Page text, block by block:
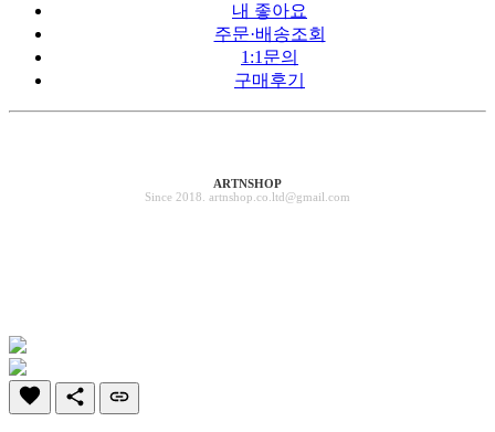
내 좋아요
주문·배송조회
1:1문의
구매후기
ARTNSHOP
Since 2018. artnshop.co.ltd@gmail.com